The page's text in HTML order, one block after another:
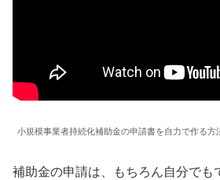
小規模事業者持続化補助金の申請書を自力で作る方
補助金の申請は、もちろん自分でも